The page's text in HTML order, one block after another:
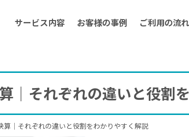
サービス内容 お客様の事例 ご利用の流れ
｜それぞれの違いと役割
算｜それぞれの違いと役割をわかりやすく解説